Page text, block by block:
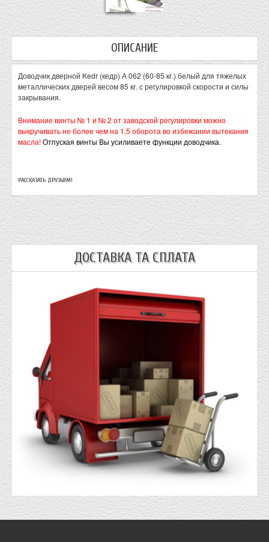
ОПИСАНИЕ
Доводчик дверной Kedr (кедр) А 062 (60-85 кг.) белый для тяжелых
металлических дверей весом 85 кг. с регулировкой скорости и силы
закрывания.
Внимание винты № 1 и № 2 от заводской регулировки можно
выкручивать не более чем на 1,5 оборота во избежании вытекания
масла!Отпуская винты Вы усиливаете функции доводчика.
РАССКАЗАТЬ ДРУЗЬЯМ!
ДОСТАВКА ТА СПЛАТА